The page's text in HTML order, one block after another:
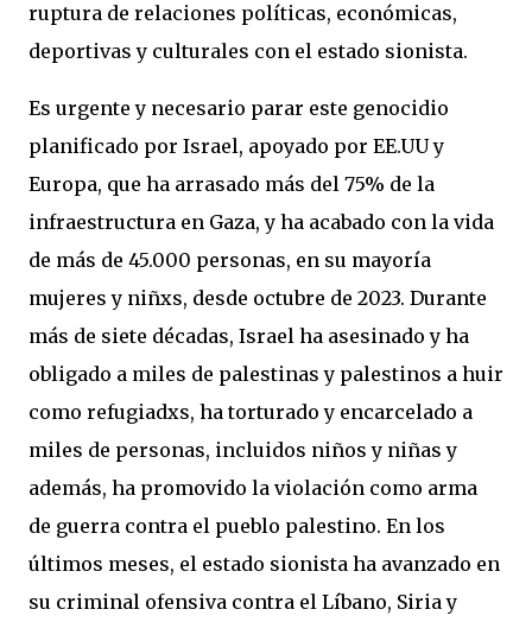
ruptura de relaciones políticas, económicas,
deportivas y culturales con el estado sionista.
Es urgente y necesario parar este genocidio
planificado por Israel, apoyado por EE.UU y
Europa, que ha arrasado más del 75% de la
infraestructura en Gaza, y ha acabado con la vida
de más de 45.000 personas, en su mayoría
mujeres y niñxs, desde octubre de 2023. Durante
más de siete décadas, Israel ha asesinado y ha
obligado a miles de palestinas y palestinos a huir
como refugiadxs, ha torturado y encarcelado a
miles de personas, incluidos niños y niñas y
además, ha promovido la violación como arma
de guerra contra el pueblo palestino. En los
últimos meses, el estado sionista ha avanzado en
su criminal ofensiva contra el Líbano, Siria y